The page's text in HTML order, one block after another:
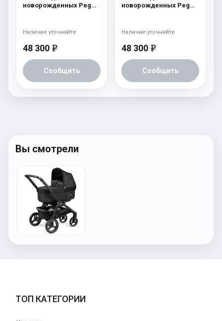
новорожденных Peg
48 300 e
Сообщить
Наличие уточняйте
новорожденных Peg
48 300 e
Сообщить
Наличие уточняйте
Вы смотрели
ТОП КАТЕГОРИИ